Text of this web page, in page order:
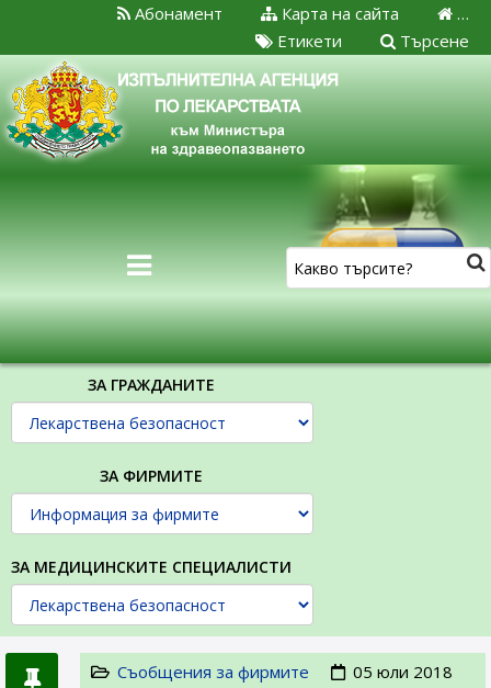
…
Карта на сайта
Абонамент
Търсене
Етикети
ЗА ГРАЖДАНИТЕ
ЗА ФИРМИТЕ
ЗА МЕДИЦИНСКИТЕ СПЕЦИАЛИСТИ
Съобщения за фирмите 05 юли 2018